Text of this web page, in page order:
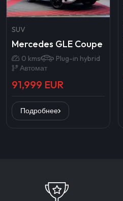
SUV
Mercedes GLE Coupe
0 kms
Plug-in hybrid
Автомат
91,999 EUR
Подробнее